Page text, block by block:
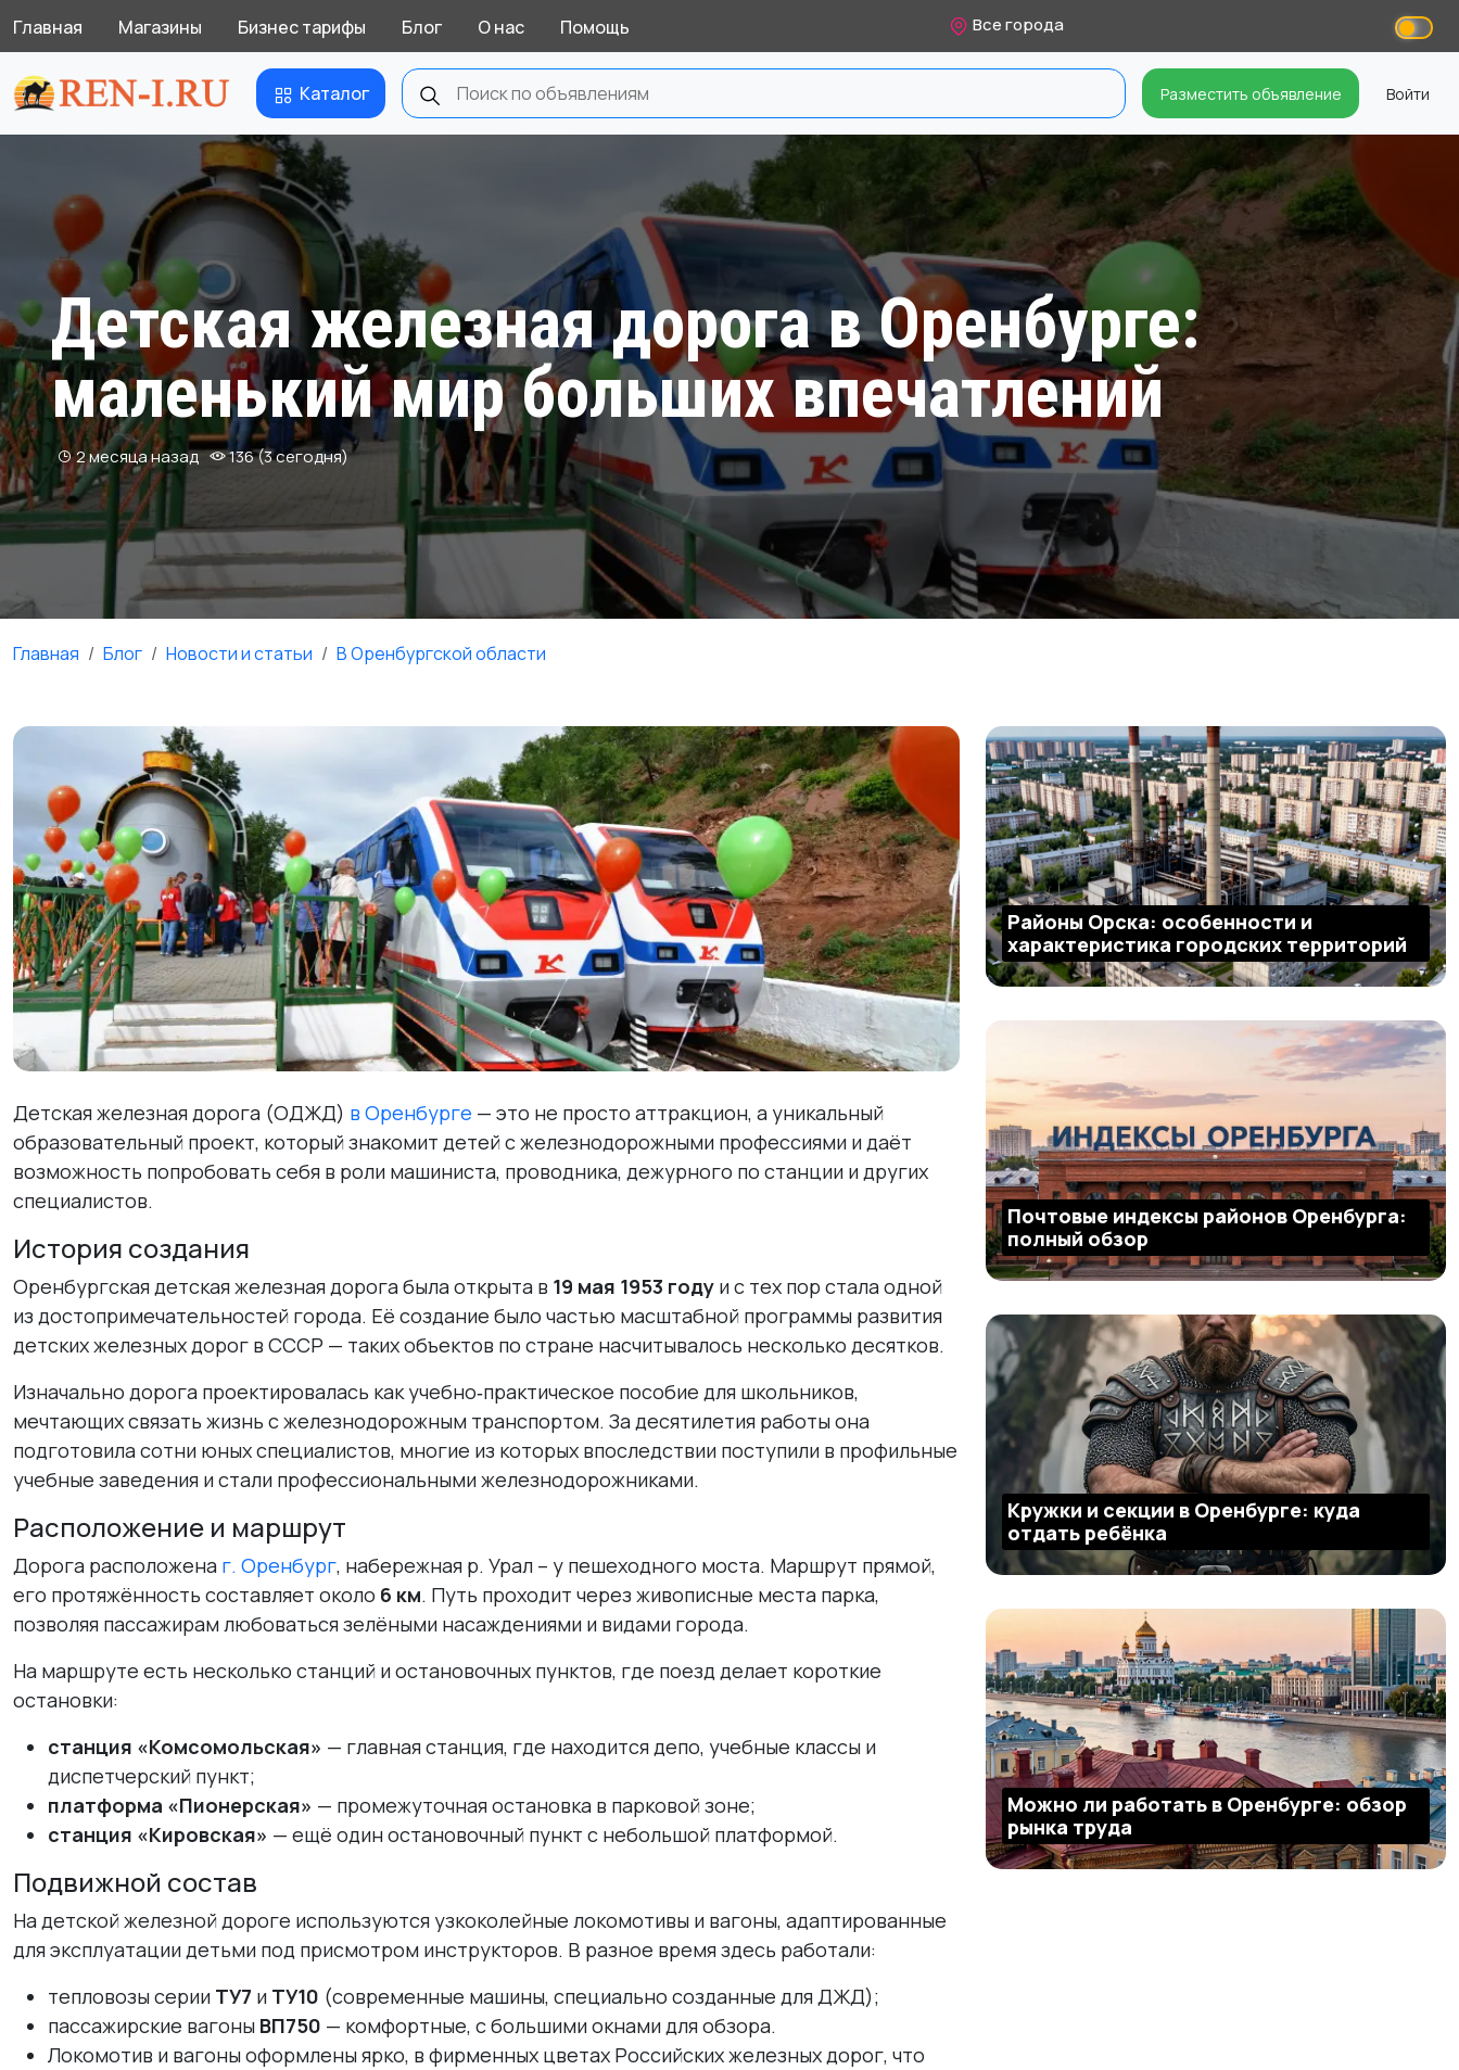
Главная Магазины Бизнес тарифы Блог О нас Помощь Все города
Каталог Разместить объявление Войти
Детская железная дорога в Оренбурге:
маленький мир больших впечатлений
2 месяца назад 136 (3 сегодня)
Главная Блог Новости и статьи В Оренбургской области
Детская железная дорога (ОДЖД) в Оренбурге — это не просто аттракцион, а уникальный
образовательный проект, который знакомит детей с железнодорожными профессиями и даёт
возможность попробовать себя в роли машиниста, проводника, дежурного по станции и других
специалистов.
История создания
Оренбургская детская железная дорога была открыта в 19 мая 1953 году и с тех пор стала одной
из достопримечательностей города. Её создание было частью масштабной программы развития
детских железных дорог в СССР — таких объектов по стране насчитывалось несколько десятков.
Изначально дорога проектировалась как учебно‑практическое пособие для школьников,
мечтающих связать жизнь с железнодорожным транспортом. За десятилетия работы она
подготовила сотни юных специалистов, многие из которых впоследствии поступили в профильные
учебные заведения и стали профессиональными железнодорожниками.
Расположение и маршрут
Дорога расположена г. Оренбург, набережная р. Урал – у пешеходного моста. Маршрут прямой,
его протяжённость составляет около 6 км. Путь проходит через живописные места парка,
позволяя пассажирам любоваться зелёными насаждениями и видами города.
На маршруте есть несколько станций и остановочных пунктов, где поезд делает короткие
остановки:
станция «Комсомольская» — главная станция, где находится депо, учебные классы и
диспетчерский пункт;
платформа «Пионерская» — промежуточная остановка в парковой зоне;
станция «Кировская» — ещё один остановочный пункт с небольшой платформой.
Подвижной состав
На детской железной дороге используются узкоколейные локомотивы и вагоны, адаптированные
для эксплуатации детьми под присмотром инструкторов. В разное время здесь работали:
тепловозы серии ТУ7 и ТУ10 (современные машины, специально созданные для ДЖД);
пассажирские вагоны ВП750 — комфортные, с большими окнами для обзора.
Локомотив и вагоны оформлены ярко, в фирменных цветах Российских железных дорог, что
Районы Орска: особенности и
характеристика городских территорий
Почтовые индексы районов Оренбурга:
полный обзор
Кружки и секции в Оренбурге: куда
отдать ребёнка
Можно ли работать в Оренбурге: обзор
рынка труда